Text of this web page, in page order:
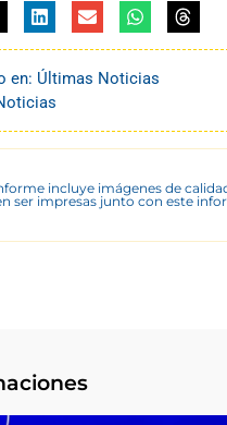
en: Últimas Noticias
incluye imágenes de
ser impresas junto con este